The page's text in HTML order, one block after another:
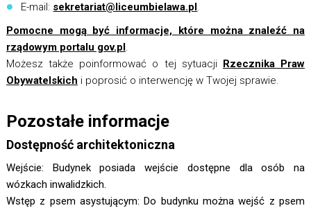
E-mail: sekretariat@liceumbielawa.pl.
Pomocne mogą być informacje, które można znaleźć na
rządowym portalu gov.pl.
Możesz także poinformować o tej sytuacji Rzecznika Praw
Obywatelskich i poprosić o interwencję w Twojej sprawie.
Pozostałe informacje
Dostępność architektoniczna
Wejście: Budynek posiada wejście dostępne dla osób na
wózkach inwalidzkich.
Wstęp z psem asystującym: Do budynku można wejść z psem